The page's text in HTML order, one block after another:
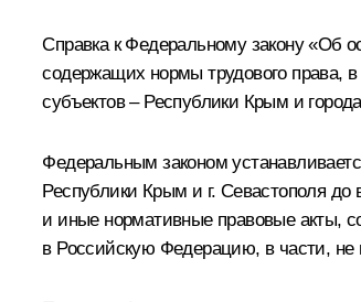
Справка к Федеральному закону «Об
содержащих нормы трудового права,
субъектов – Республики Крым и
Федеральным законом
Республики Крым и г. Севастополя до
и иные нормативные правовые акты,
в Российскую Федерацию, в части, не